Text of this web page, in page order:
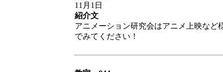
11月1日
紹介文
アニメーション研究会はアニメ上映な
でみてください！